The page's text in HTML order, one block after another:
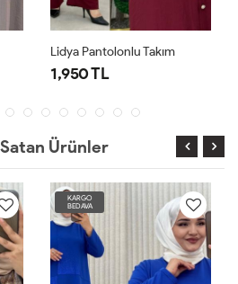
Lidya Pantolonlu Takım
1,950 TL
Ürünler
KARGO
BEDAVA